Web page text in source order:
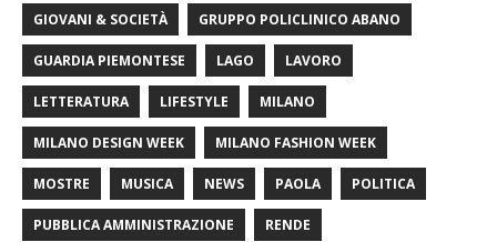
GIOVANI & SOCIETÀ GRUPPO POLICLINICO ABANO
GUARDIA PIEMONTESE LAGO LAVORO
LETTERATURA LIFESTYLE MILANO
MILANO DESIGN WEEK MILANO FASHION WEEK
MOSTRE MUSICA NEWS PAOLA POLITICA
PUBBLICA AMMINISTRAZIONE RENDE